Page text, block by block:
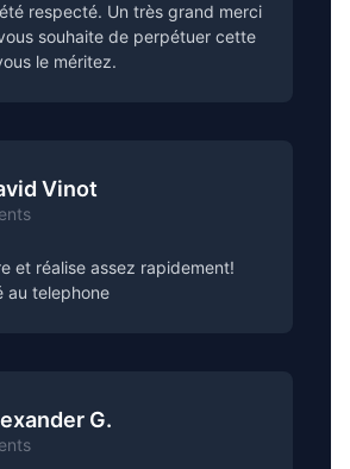
respecté. Un très grand merci
souhaite de perpétuer cette
le méritez.
Vinot
et réalise assez rapidement!
au telephone
G.